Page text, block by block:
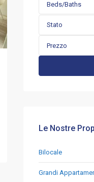
Beds/Baths
Stato
Prezzo
Le Nostre
Bilocale
Grandi